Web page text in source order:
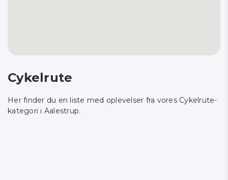
Cykelrute
Her finder du en liste med oplevelser fra vores Cykelrute-
kategori i Aalestrup.